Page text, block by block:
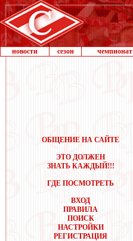
новости сезон чемпионат
ОБЩЕНИЕ НА САЙТЕ
ЭТО ДОЛЖЕН
ЗНАТЬ КАЖДЫЙ!!!
ГДЕ ПОСМОТРЕТЬ
ВХОД
ПРАВИЛА
ПОИСК
НАСТРОЙКИ
РЕГИСТРАЦИЯ